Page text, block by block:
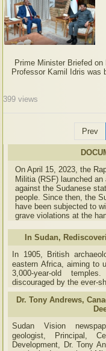
Prime Minister Briefed
Professor Kamil Idris was
399 views
Prev
On April 15, 2023, the
Militia (RSF) launched an
against the Sudanese
people. Since then, the
have been subjected to
grave violations at the
In Sudan,
In 1905, British
eastern Africa, aiming to
3,000-year-old
discouraged by the ever-
Dr. Tony Andrews,
Sudan Vision
geologist, Principal,
Development, Dr. Tony